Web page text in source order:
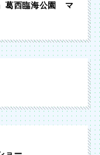
葛西臨海公園 マ